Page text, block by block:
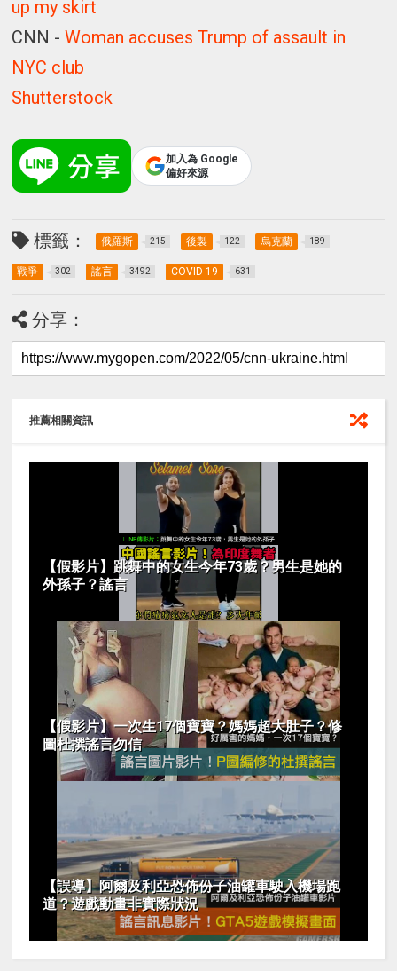
up my skirt
CNN -Woman accuses Trump of assault in
NYC club
Shutterstock
加入為 Google
偏好來源
標籤： 俄羅斯 215 後製 122 烏克蘭 189
戰爭 302 謠言 3492 COVID-19 631
分享：
推薦相關資訊
【假影片】跳舞中的女生今年73歲？男生是她的
外孫子？謠言
【假影片】一次生17個寶寶？媽媽超大肚子？修
圖杜撰謠言勿信
【誤導】阿爾及利亞恐佈份子油罐車駛入機場跑
道？遊戲動畫非實際狀況